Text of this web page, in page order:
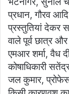
प्रधान, गौरव
प्रस्तुतियां देकर
वाले पूर्व छात्र
एमआर शर्मा, वैध
कोषाधिकारी
जल कुमार,